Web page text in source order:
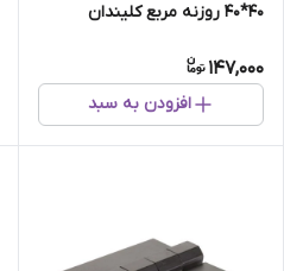
۴۰*۴۰ روزنه مربع کلیندان
147,000
افزودن به سبد